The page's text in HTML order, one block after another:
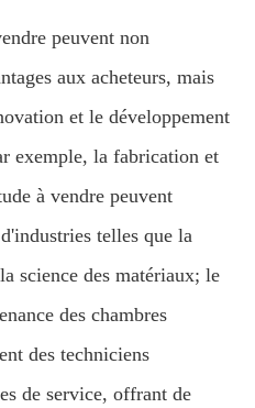
peuvent non
aux acheteurs, mais
et le développement
exemple, la fabrication et
à vendre peuvent
telles que la
science des matériaux; le
des chambres
des techniciens
de service, offrant de